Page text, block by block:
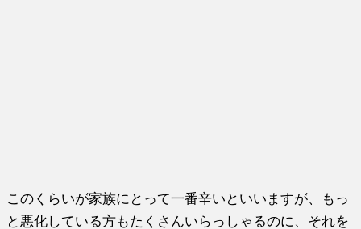
このくらいが家族にとって一番辛いといいますが、もっ
と悪化している方もたくさんいらっしゃるのに、それを